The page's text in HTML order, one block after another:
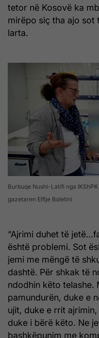
tetor në Kosovë ka
mirëpo siç tha ajo sot
larta.
Burbuqe Nushi-Latifi nga
gazetaren Elfije Boletini
“Ajrimi duhet të
është problemi. Sot
jemi me mëngë të
dashtë. Për shkak të
ndodhin këto telashe.
pamundurën, duke e
ujit, duke e rrit
duke i bërë këto. Ne
bashkëpunim me